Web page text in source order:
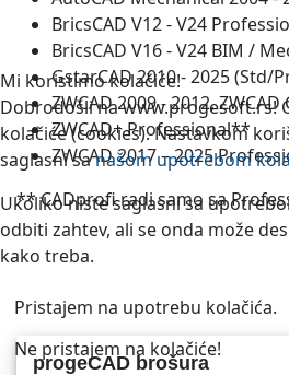
BricsCAD V12 - V24
BricsCAD V16 - V24 BIM /
GstarCAD 2010 - 2025 (Std/
ZWCAD 2009 - 2012, ZWCAD
ZWCAD+ Professional**
ZWCAD 2017 – 2025
** CADprofi radi samo sa
progeCAD brošura
Mi koristimo kolačiće!
Dobrodošli na www.progesoft.rs!
kolačiće (cookies). Nastavkom
saglasni sanašom upotrebom
Ukoliko niste saglasni sa
odbiti zahtev, ali se onda može
kako treba.
Pristajem na upotrebu kolačića.
Ne pristajem na kolačiće!